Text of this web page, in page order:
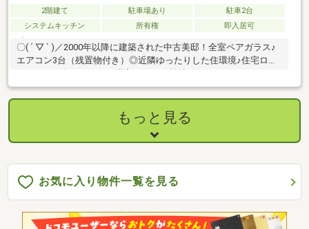
2階建て 駐車場あり
駐車2台
システムキッチン
所有権 即入居可
〇( ´ ▽ ` )／2000年以降に建築された中古美邸！全室ペアガラス♪
エアコン3台（残置物付き）◎近隣ゆったりした住環境♪住宅ロー
もっと見る
お気に入り物件一覧を見る